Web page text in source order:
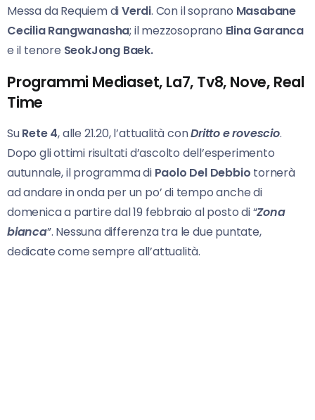
Messa da Requiem diVerdi. Con il soprano Masabane
Cecilia Rangwanasha; il mezzosoprano Elina Garanca
e il tenore SeokJong Baek.
Programmi Mediaset, La7, Tv8, Nove, Real
Time
SuRete 4, alle 21.20, l’attualità conDritto e rovescio.
Dopo gli ottimi risultati d’ascolto dell’esperimento
autunnale, il programma di Paolo Del Debbio tornerà
ad andare in onda per un po’ di tempo anche di
domenica a partire dal 19 febbraio al posto di “Zona
bianca”. Nessuna differenza tra le due puntate,
dedicate come sempre all’attualità.